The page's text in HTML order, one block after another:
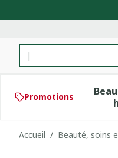
Rechercher
Promotions
Accueil / Beauté, soins